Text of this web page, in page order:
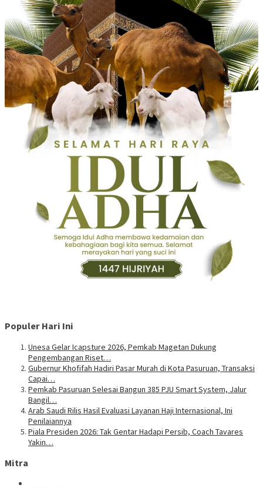
Populer Hari Ini
Unesa Gelar Icapsture 2026, Pemkab Magetan Dukung
Pengembangan Riset…
Gubernur Khofifah Hadiri Pasar Murah di Kota Pasuruan, Transaksi
Capai…
Pemkab Pasuruan Selesai Bangun 385 PJU Smart System, Jalur
Bangil…
Arab Saudi Rilis Hasil Evaluasi Layanan Haji Internasional, Ini
Penilaiannya
Piala Presiden 2026: Tak Gentar Hadapi Persib, Coach Tavares
Yakin…
Mitra